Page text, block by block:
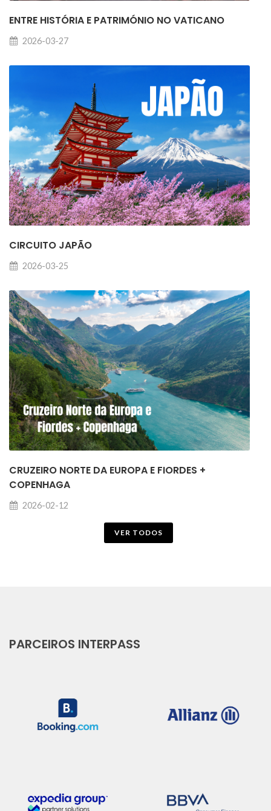
ENTRE HISTÓRIA E PATRIMÓNIO NO VATICANO
2026-03-27
CIRCUITO JAPÃO
2026-03-25
CRUZEIRO NORTE DA EUROPA E FIORDES +
COPENHAGA
2026-02-12
VER TODOS
PARCEIROS INTERPASS